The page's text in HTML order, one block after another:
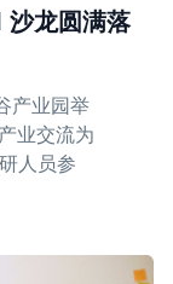
沙龙圆满落
产业园举
业交流为
人员参